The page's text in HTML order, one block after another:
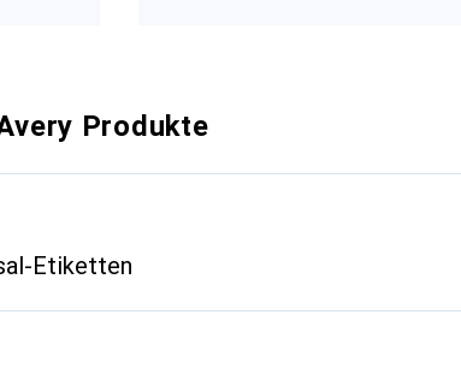
Produkte
Etiketten